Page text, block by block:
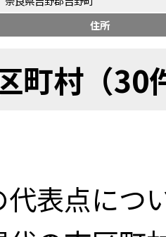
住所
町村（30
表点につ